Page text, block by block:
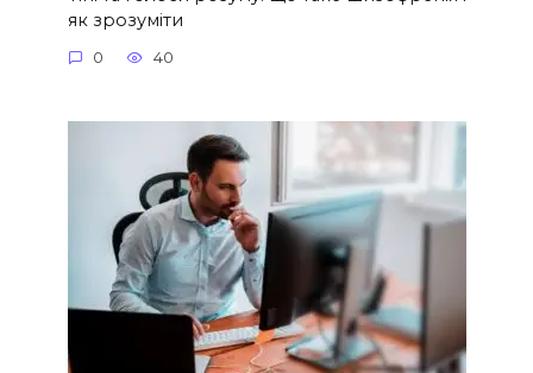
як зрозуміти
0 40